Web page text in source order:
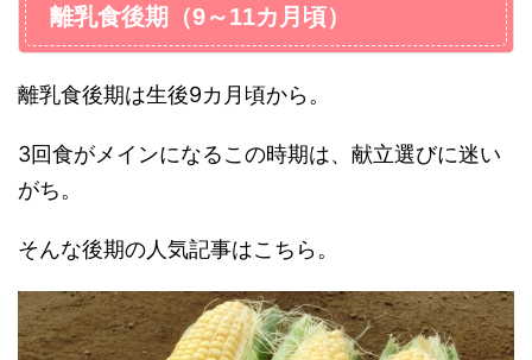
離乳食後期（9～11カ月頃）
離乳食後期は生後9カ月頃から。
3回食がメインになるこの時期は、献立選びに迷い
がち。
そんな後期の人気記事はこちら。